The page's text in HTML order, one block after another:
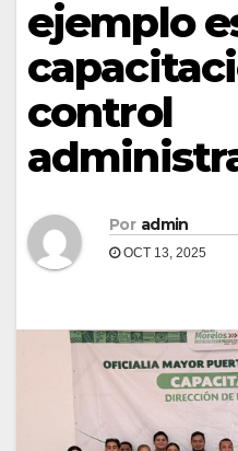
ejemplo
control
Por admin
OCT 13, 2025